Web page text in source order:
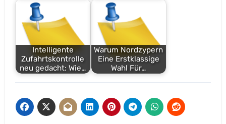
Intelligente
Zufahrtskontrolle
neu gedacht: Wie…
Warum Nordzypern
Eine Erstklassige
Wahl Für…